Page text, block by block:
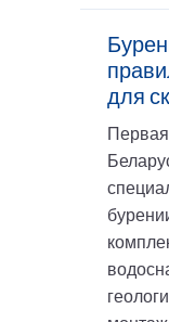
для